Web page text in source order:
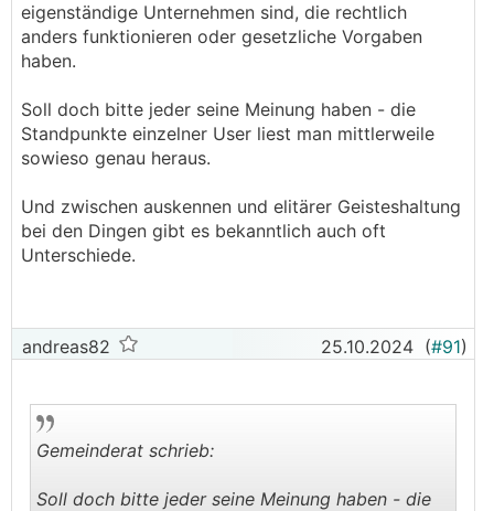
eigenständige Unternehmen sind, die rechtlich
anders funktionieren oder gesetzliche Vorgaben
haben.
Soll doch bitte jeder seine Meinung haben - die
Standpunkte einzelner User liest man mittlerweile
sowieso genau heraus.
Und zwischen auskennen und elitärer Geisteshaltung
bei den Dingen gibt es bekanntlich auch oft
Unterschiede.
andreas82 25.10.2024 (#91)
Gemeinderat schrieb:
Soll doch bitte jeder seine Meinung haben - die